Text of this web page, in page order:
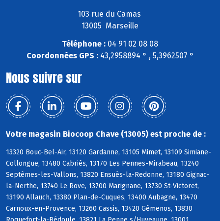
103 rue du Camas
13005 Marseille
Téléphone : 04 91 02 08 08
Coordonnées GPS :43,2958894 ° , 5,3962507 °
Nous suivre sur
Votre magasin Biocoop Chave (13005) est proche de :
13320 Bouc-Bel-Air, 13120 Gardanne, 13105 Mimet, 13109 Simiane-
Collongue, 13480 Cabriès, 13170 Les Pennes-Mirabeau, 13240
Septèmes-les-Vallons, 13820 Ensuès-la-Redonne, 13180 Gignac-
la-Nerthe, 13740 Le Rove, 13700 Marignane, 13730 St-Victoret,
13190 Allauch, 13380 Plan-de-Cuques, 13400 Aubagne, 13470
Carnoux-en-Provence, 13260 Cassis, 13420 Gémenos, 13830